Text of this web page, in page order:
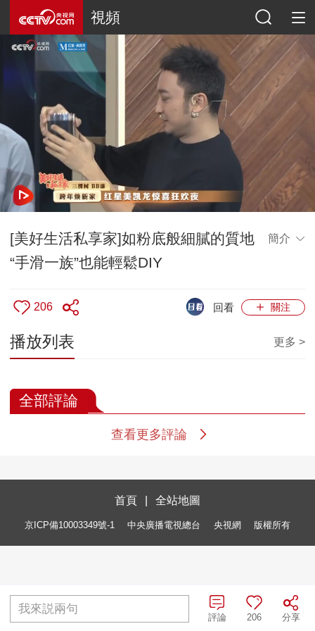
視頻
[美好生活私享家]如粉底般細膩的質地
“手滑一族”也能輕鬆DIY
簡介
206 關注
回看
播放列表 更多 >
全部評論
查看更多評論
首頁 全站地圖
京ICP備10003349號-1 中央廣播電視總台 央視網 版權所有
我來説兩句
分享
206
評論